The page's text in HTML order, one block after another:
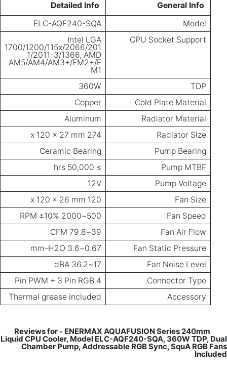
General Info
Detailed Info
Model
ELC-AQF240-SQA
CPU Socket Support
Intel LGA
1700/1200/115x/2066/201
1/2011-3/1366, AMD
AM5/AM4/AM3+/FM2+/F
M1
TDP
360W
Cold Plate Material
Copper
Radiator Material
Aluminum
Radiator Size
274 x 120 x 27 mm
Pump Bearing
Ceramic Bearing
Pump MTBF
≥ 50,000 hrs
Pump Voltage
12V
Fan Size
120 x 120 x 26 mm
Fan Speed
500~2000 RPM ±10%
Fan Air Flow
39~79.8 CFM
Fan Static Pressure
0.67~3.6 mm-H2O
Fan Noise Level
17~36.2 dBA
Connector Type
4 Pin PWM + 3 Pin RGB
Accessory
Thermal grease included
- ENERMAX AQUAFUSION Series 240mm
Liquid CPU Cooler, Model ELC-AQF240-SQA, 360W TDP, Dual
Chamber Pump, Addressable RGB Sync, SquA RGB Fans
Included